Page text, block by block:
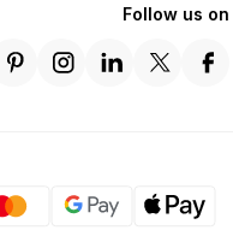
Follow us on